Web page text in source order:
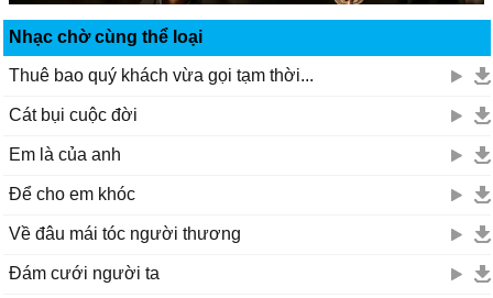
Nhạc chờ cùng thể loại
Thuê bao quý khách vừa gọi tạm thời...
Cát bụi cuộc đời
Em là của anh
Để cho em khóc
Về đâu mái tóc người thương
Đám cưới người ta